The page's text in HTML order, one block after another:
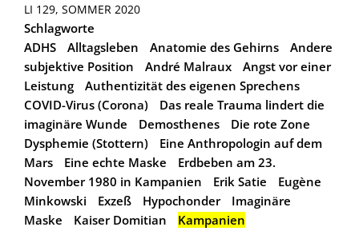
LI 129, SOMMER 2020
Schlagworte
ADHS
Alltagsleben Anatomie des Gehirns
Andere
subjektive Position
André Malraux
Angst vor einer
Leistung
Authentizität des eigenen Sprechens
COVID-Virus (Corona)
Das reale Trauma lindert die
imaginäre Wunde
Demosthenes
Die rote Zone
Dysphemie (Stottern)
Eine Anthropologin auf dem
Mars
Eine echte Maske
Erdbeben am 23.
November 1980 in Kampanien
Erik Satie
Eugène
Minkowski
Exzeß Hypochonder
Imaginäre
Maske
Kaiser Domitian
Kampanien